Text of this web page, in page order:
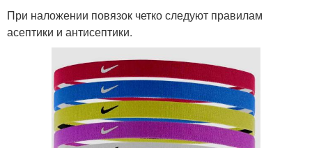
При наложении повязок четко следуют правилам
асептики и антисептики.